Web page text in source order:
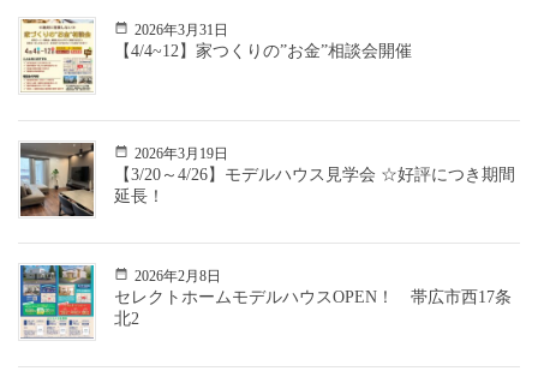
2026年3月31日
【4/4~12】家つくりの”お金”相談会開催
2026年3月19日
【3/20～4/26】モデルハウス見学会 ☆好評につき期間
延長！
2026年2月8日
セレクトホームモデルハウスOPEN！ 帯広市西17条
北2